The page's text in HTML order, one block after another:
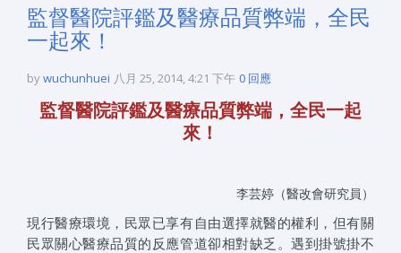
監督醫院評鑑及醫療品質弊端，全民
一起來！
bywuchunhuei 八月 25, 2014, 4:21 下午 0 回應
監督醫院評鑑及醫療品質弊端，全民一起
來！
李芸婷（醫改會研究員）
現行醫療環境，民眾已享有自由選擇就醫的權利，但有關
民眾關心醫療品質的反應管道卻相對缺乏。遇到掛號掛不